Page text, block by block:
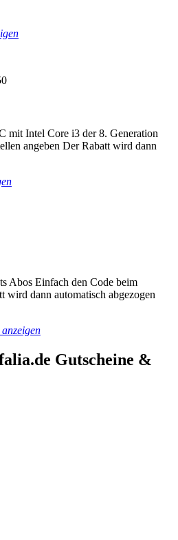
Intel Core i3 der 8. Generation
angeben Der Rabatt wird dann
Abos Einfach den Code beim
wird dann automatisch abgezogen
Gutscheine &